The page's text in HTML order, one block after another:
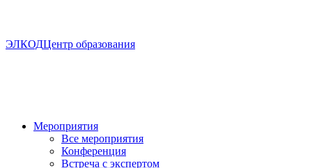
ЭЛКОДЦентр образования
Мероприятия
Все мероприятия
Конференция
Встреча с экспертом